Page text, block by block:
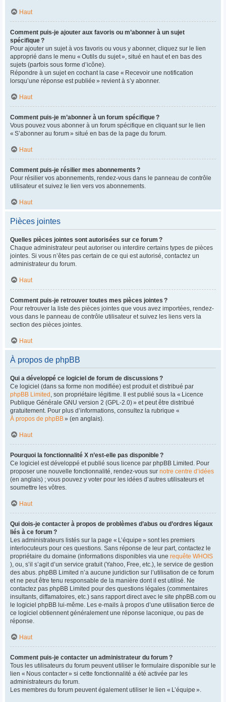
Haut
Comment puis-je ajouter aux favoris ou m’abonner à un sujet
spécifique ?
Pour ajouter un sujet à vos favoris ou vous y abonner, cliquez sur le lien
approprié dans le menu « Outils du sujet », situé en haut et en bas des
sujets (parfois sous forme d’icône).
Répondre à un sujet en cochant la case « Recevoir une notification
lorsqu’une réponse est publiée » revient à s’y abonner.
Haut
Comment puis-je m’abonner à un forum spécifique ?
Vous pouvez vous abonner à un forum spécifique en cliquant sur le lien
« S’abonner au forum » situé en bas de la page du forum.
Haut
Comment puis-je résilier mes abonnements ?
Pour résilier vos abonnements, rendez-vous dans le panneau de contrôle
utilisateur et suivez le lien vers vos abonnements.
Haut
Pièces jointes
Quelles pièces jointes sont autorisées sur ce forum ?
Chaque administrateur peut autoriser ou interdire certains types de pièces
jointes. Si vous n’êtes pas certain de ce qui est autorisé, contactez un
administrateur du forum.
Haut
Comment puis-je retrouver toutes mes pièces jointes ?
Pour retrouver la liste des pièces jointes que vous avez importées, rendez-
vous dans le panneau de contrôle utilisateur et suivez les liens vers la
section des pièces jointes.
Haut
À propos de phpBB
Qui a développé ce logiciel de forum de discussions ?
Ce logiciel (dans sa forme non modifiée) est produit et distribué par
phpBB Limited , son propriétaire légitime. Il est publié sous la « Licence
Publique Générale GNU version 2 (GPL-2.0) » et peut être distribué
gratuitement. Pour plus d’informations, consultez la rubrique «
À propos de phpBB» (en anglais).
Haut
Pourquoi la fonctionnalité X n’est-elle pas disponible ?
Ce logiciel est développé et publié sous licence par phpBB Limited. Pour
proposer une nouvelle fonctionnalité, rendez-vous sur notre centre d’idées
(en anglais) ; vous pouvez y voter pour les idées d’autres utilisateurs et
soumettre les vôtres.
Haut
Qui dois-je contacter à propos de problèmes d’abus ou d’ordres légaux
liés à ce forum ?
Les administrateurs listés sur la page « L’équipe » sont les premiers
interlocuteurs pour ces questions. Sans réponse de leur part, contactez le
propriétaire du domaine (informations disponibles via une requête WHOIS
), ou, s’il s’agit d’un service gratuit (Yahoo, Free, etc.), le service de gestion
des abus. phpBB Limited n’a aucune juridiction sur l’utilisation de ce forum
et ne peut être tenu responsable de la manière dont il est utilisé. Ne
contactez pas phpBB Limited pour des questions légales (commentaires
insultants, diffamatoires, etc.) sans rapport direct avec le site phpBB.com ou
le logiciel phpBB lui-même. Les e-mails à propos d’une utilisation tierce de
ce logiciel obtiennent généralement une réponse laconique, ou pas de
réponse.
Haut
Comment puis-je contacter un administrateur du forum ?
Tous les utilisateurs du forum peuvent utiliser le formulaire disponible sur le
lien « Nous contacter » si cette fonctionnalité a été activée par les
administrateurs du forum.
Les membres du forum peuvent également utiliser le lien « L’équipe ».